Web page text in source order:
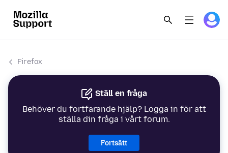
Firefox
Ställ en fråga
Behöver du fortfarande hjälp? Logga in för att
ställa din fråga i vårt forum.
Fortsätt